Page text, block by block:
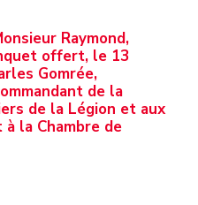
Raymond,
offert, le 13
Gomrée,
de la
de la Légion et aux
la Chambre de